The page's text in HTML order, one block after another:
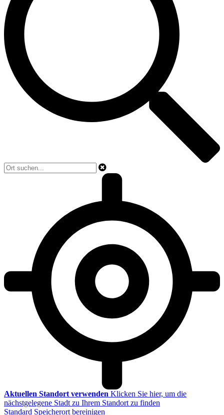
Aktuellen Standort verwenden Klicken Sie hier, um die
nächstgelegene Stadt zu Ihrem Standort zu finden
Standard Speicherort bereinigen